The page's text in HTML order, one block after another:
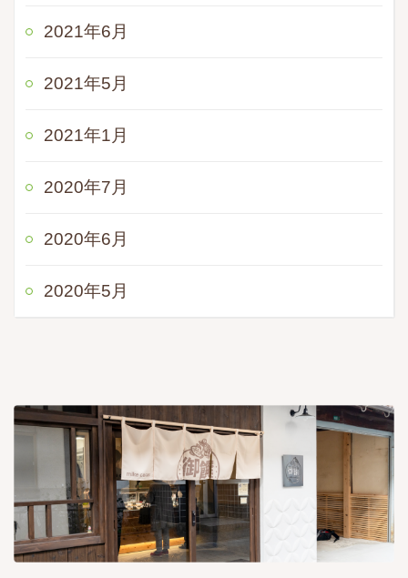
2021年6月
2021年5月
2021年1月
2020年7月
2020年6月
2020年5月